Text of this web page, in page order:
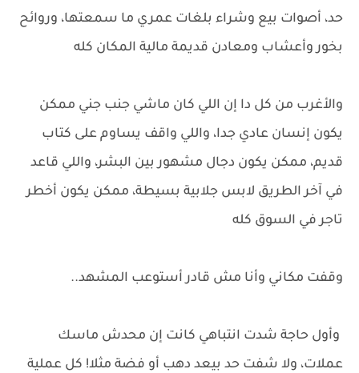
حد، أصوات بيع وشراء بلغات عمري ما سمعتها، وروائح
بخور وأعشاب ومعادن قديمة مالية المكان كله
والأغرب من كل دا إن اللي كان ماشي جنب جني ممكن
يكون إنسان عادي جدا، واللي واقف يساوم على كتاب
قديم، ممكن يكون دجال مشهور بين البشر، واللي قاعد
في آخر الطريق لابس جلابية بسيطة، ممكن يكون أخطر
تاجر في السوق كله
وقفت مكاني وأنا مش قادر أستوعب المشهد..
وأول حاجة شدت انتباهي كانت إن محدش ماسك
عملات، ولا شفت حد بيعد دهب أو فضة مثلا! كل عملية